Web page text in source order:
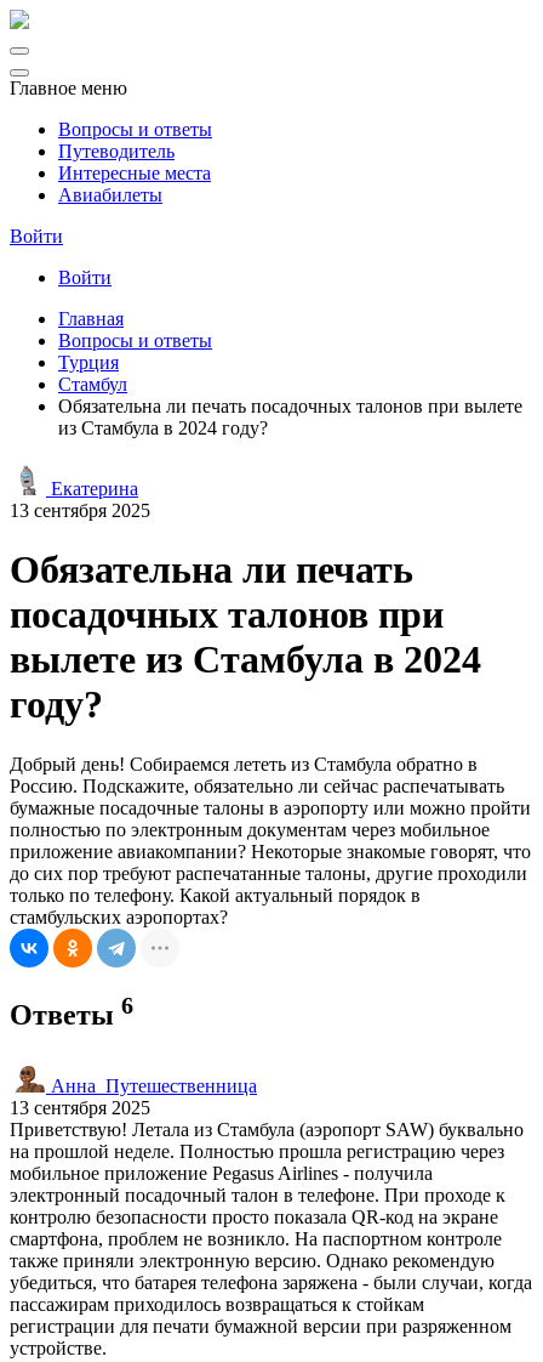
Главное меню
Вопросы и ответы
Путеводитель
Интересные места
Авиабилеты
Войти
Войти
Главная
Вопросы и ответы
Турция
Стамбул
Обязательна ли печать посадочных талонов при вылете
из Стамбула в 2024 году?
Екатерина
13 сентября 2025
Обязательна ли печать
посадочных талонов при
вылете из Стамбула в 2024
году?
Добрый день! Собираемся лететь из Стамбула обратно в
Россию. Подскажите, обязательно ли сейчас распечатывать
бумажные посадочные талоны в аэропорту или можно пройти
полностью по электронным документам через мобильное
приложение авиакомпании? Некоторые знакомые говорят, что
до сих пор требуют распечатанные талоны, другие проходили
только по телефону. Какой актуальный порядок в
стамбульских аэропортах?
Ответы 6
Анна_Путешественница
13 сентября 2025
Приветствую! Летала из Стамбула (аэропорт SAW) буквально
на прошлой неделе. Полностью прошла регистрацию через
мобильное приложение Pegasus Airlines - получила
электронный посадочный талон в телефоне. При проходе к
контролю безопасности просто показала QR-код на экране
смартфона, проблем не возникло. На паспортном контроле
также приняли электронную версию. Однако рекомендую
убедиться, что батарея телефона заряжена - были случаи, когда
пассажирам приходилось возвращаться к стойкам
регистрации для печати бумажной версии при разряженном
устройстве.